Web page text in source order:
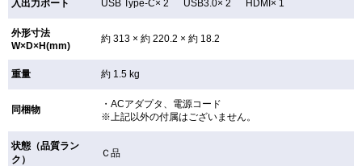
入出力ポート USB Type-C× 2 USB3.0× 2 HDMI× 1
外形寸法
W×D×H(mm)
約 313 × 約 220.2 × 約 18.2
重量 約 1.5 kg
同梱物
・ACアダプタ、電源コード
※上記以外の付属はございません。
状態（品質ラン
ク）
Ｃ品